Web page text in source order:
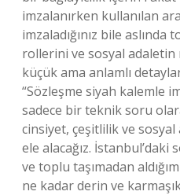
imzalanırken kullanılan
imzaladığınız bile aslında
rollerini ve sosyal adaletin
küçük ama anlamlı
“Sözleşme siyah kalemle
sadece bir teknik soru
cinsiyet, çeşitlilik ve
ele alacağız.
ve toplu taşımadan
ne kadar derin ve karmaşık